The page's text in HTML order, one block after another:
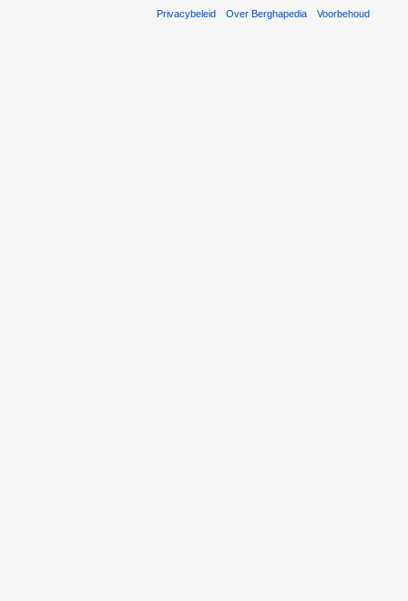
Privacybeleid Over Berghapedia Voorbehoud